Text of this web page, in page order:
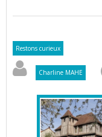
Restons curieux
Charline MAHE